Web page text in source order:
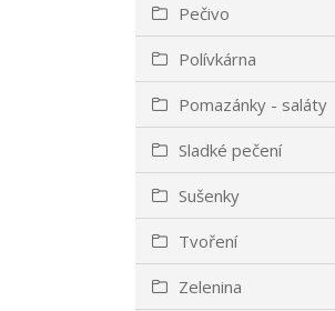
Pečivo
Polívkárna
Pomazánky - saláty
Sladké pečení
Sušenky
Tvoření
Zelenina